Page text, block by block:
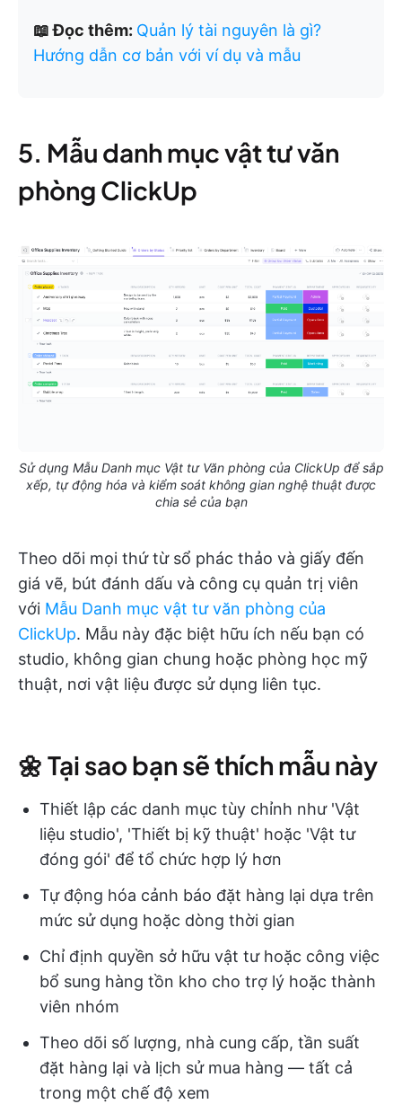
📖 Đọc thêm: Quản lý tài nguyên là gì?
Hướng dẫn cơ bản với ví dụ và mẫu
5. Mẫu danh mục vật tư văn
phòng ClickUp
Sử dụng Mẫu Danh mục Vật tư Văn phòng của ClickUp để sắp
xếp, tự động hóa và kiểm soát không gian nghệ thuật được
chia sẻ của bạn
Theo dõi mọi thứ từ sổ phác thảo và giấy đến
giá vẽ, bút đánh dấu và công cụ quản trị viên
với Mẫu Danh mục vật tư văn phòng của
ClickUp. Mẫu này đặc biệt hữu ích nếu bạn có
studio, không gian chung hoặc phòng học mỹ
thuật, nơi vật liệu được sử dụng liên tục.
🌼 Tại sao bạn sẽ thích mẫu này
Thiết lập các danh mục tùy chỉnh như 'Vật
liệu studio', 'Thiết bị kỹ thuật' hoặc 'Vật tư
đóng gói' để tổ chức hợp lý hơn
Tự động hóa cảnh báo đặt hàng lại dựa trên
mức sử dụng hoặc dòng thời gian
Chỉ định quyền sở hữu vật tư hoặc công việc
bổ sung hàng tồn kho cho trợ lý hoặc thành
viên nhóm
Theo dõi số lượng, nhà cung cấp, tần suất
đặt hàng lại và lịch sử mua hàng — tất cả
trong một chế độ xem